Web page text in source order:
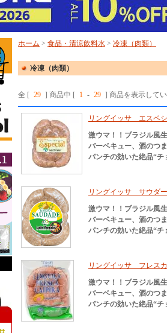
ホーム > 食品・清涼飲料水 > 冷凍（肉類）
冷凍（肉類）
全 [ 29 ] 商品中 [ 1 - 29 ] 商品を表示して
リングイッサ エスペ
激ウマ！！ブラジル風
バーベキュー、酒のつ
パンチの効いた絶品“チ
リングイッサ サウダ
激ウマ！！ブラジル風
バーベキュー、酒のつ
パンチの効いた絶品“チ
リングイッサ フレス
激ウマ！！ブラジル風
バーベキュー、酒のつ
パンチの効いた絶品“チ